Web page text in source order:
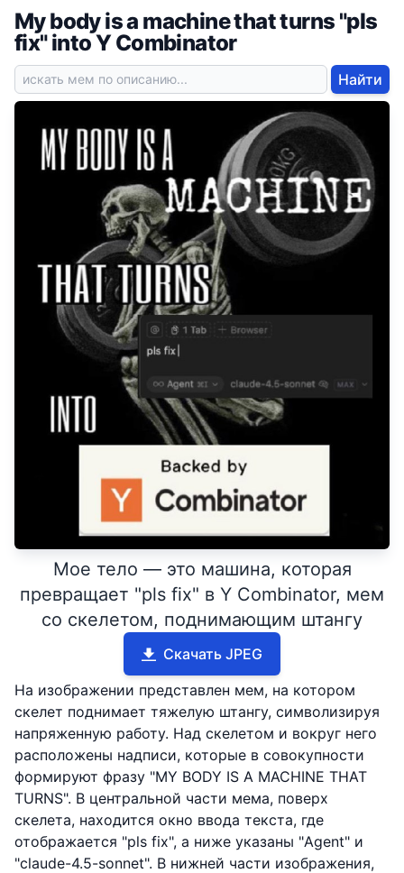
My body is a machine that turns "pls
fix" into Y Combinator
Найти
Мое тело — это машина, которая
превращает "pls fix" в Y Combinator, мем
со скелетом, поднимающим штангу
Скачать JPEG
На изображении представлен мем, на котором
скелет поднимает тяжелую штангу, символизируя
напряженную работу. Над скелетом и вокруг него
расположены надписи, которые в совокупности
формируют фразу "MY BODY IS A MACHINE THAT
TURNS". В центральной части мема, поверх
скелета, находится окно ввода текста, где
отображается "pls fix", а ниже указаны "Agent" и
"claude-4.5-sonnet". В нижней части изображения,